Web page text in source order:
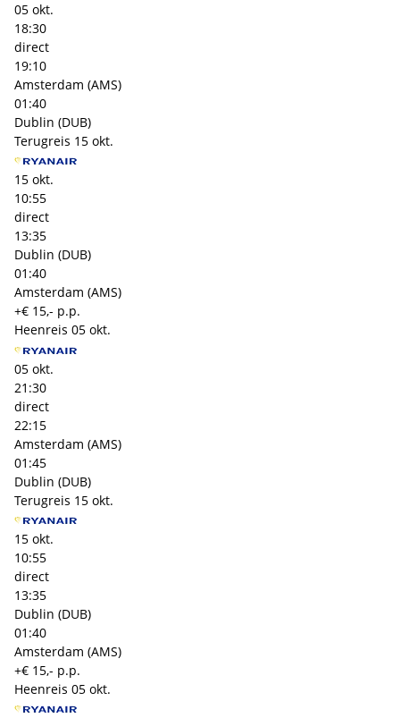
05 okt.
18:30
direct
19:10
Amsterdam (AMS)
01:40
Dublin (DUB)
Terugreis 15 okt.
15 okt.
10:55
direct
13:35
Dublin (DUB)
01:40
Amsterdam (AMS)
+€ 15,- p.p.
Heenreis 05 okt.
05 okt.
21:30
direct
22:15
Amsterdam (AMS)
01:45
Dublin (DUB)
Terugreis 15 okt.
15 okt.
10:55
direct
13:35
Dublin (DUB)
01:40
Amsterdam (AMS)
+€ 15,- p.p.
Heenreis 05 okt.